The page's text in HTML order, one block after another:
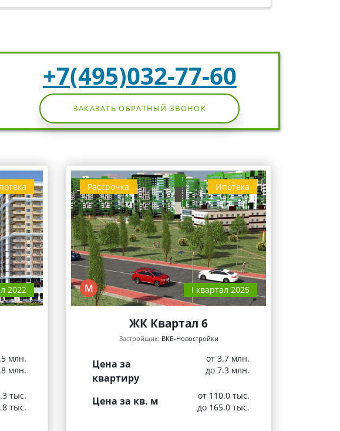
+7(495)032-77-60
ЗАКАЗАТЬ ОБРАТНЫЙ ЗВОНОК
2022
млн.
млн.
тыс.
тыс.
Ипотека
Рассрочка
М I квартал 2025
ЖК Квартал 6
Застройщик: ВКБ-Новостройки
Цена за
квартиру
от 3.7 млн.
до 7.3 млн.
Цена за кв. м
от 110.0 тыс.
до 165.0 тыс.